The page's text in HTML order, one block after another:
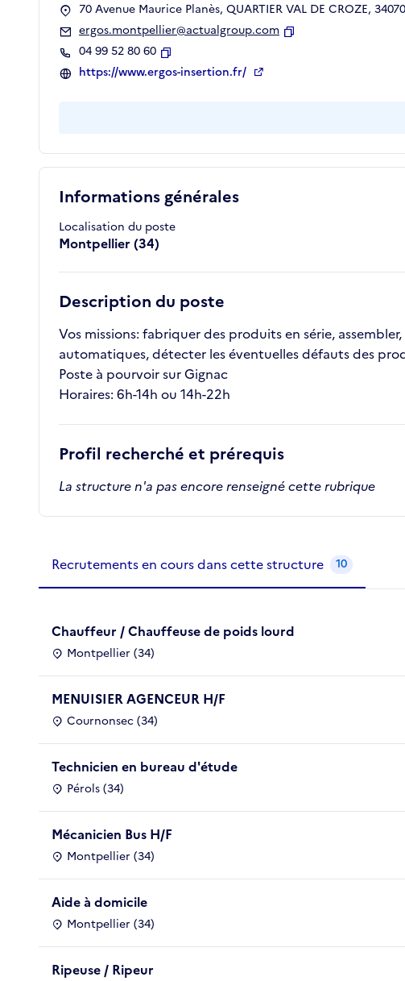
Informations générales
Localisation du poste
Montpellier (34)
Description du poste
Vos missions: fabriquer des produits en série,
automatiques, détecter les éventuelles défauts des
Poste à pourvoir sur Gignac
Horaires: 6h-14h ou 14h-22h
Profil recherché et prérequis
La structure n'a pas encore renseigné cette rubrique
70 Avenue Maurice Planès, QUARTIER VAL DE CROZE,
ergos.montpellier@actualgroup.com
04 99 52 80 60
Copier
https://www.ergos-insertion.fr/
Recrutements de la structure
Recrutements en cours dans cette structure 10
Chauffeur / Chauffeuse de poids lourd
Montpellier (34)
MENUISIER AGENCEUR H/F
Cournonsec (34)
Technicien en bureau d'étude
Pérols (34)
Mécanicien Bus H/F
Montpellier (34)
Aide à domicile
Montpellier (34)
Ripeuse / Ripeur